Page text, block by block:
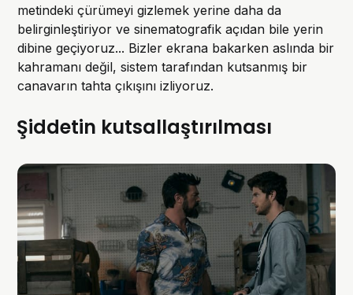
metindeki çürümeyi gizlemek yerine daha da
belirginleştiriyor ve sinematografik açıdan bile yerin
dibine geçiyoruz... Bizler ekrana bakarken aslında bir
kahramanı değil, sistem tarafından kutsanmış bir
canavarın tahta çıkışını izliyoruz.
Şiddetin kutsallaştırılması